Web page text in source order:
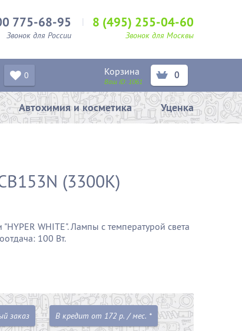
775-68-95
Звонок для России
8 (495) 255-04-60
Звонок для Москвы
0 Корзина
Ваш ID: 1061
0
Автохимия и косметика Уценка
(3300К)
WHITE". Лампы с температурой света
100 Вт.
заказ В кредит от 172 р. / мес. *